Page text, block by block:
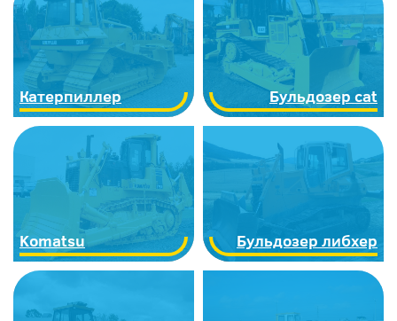
Катерпиллер Бульдозер cat
Komatsu Бульдозер либхер